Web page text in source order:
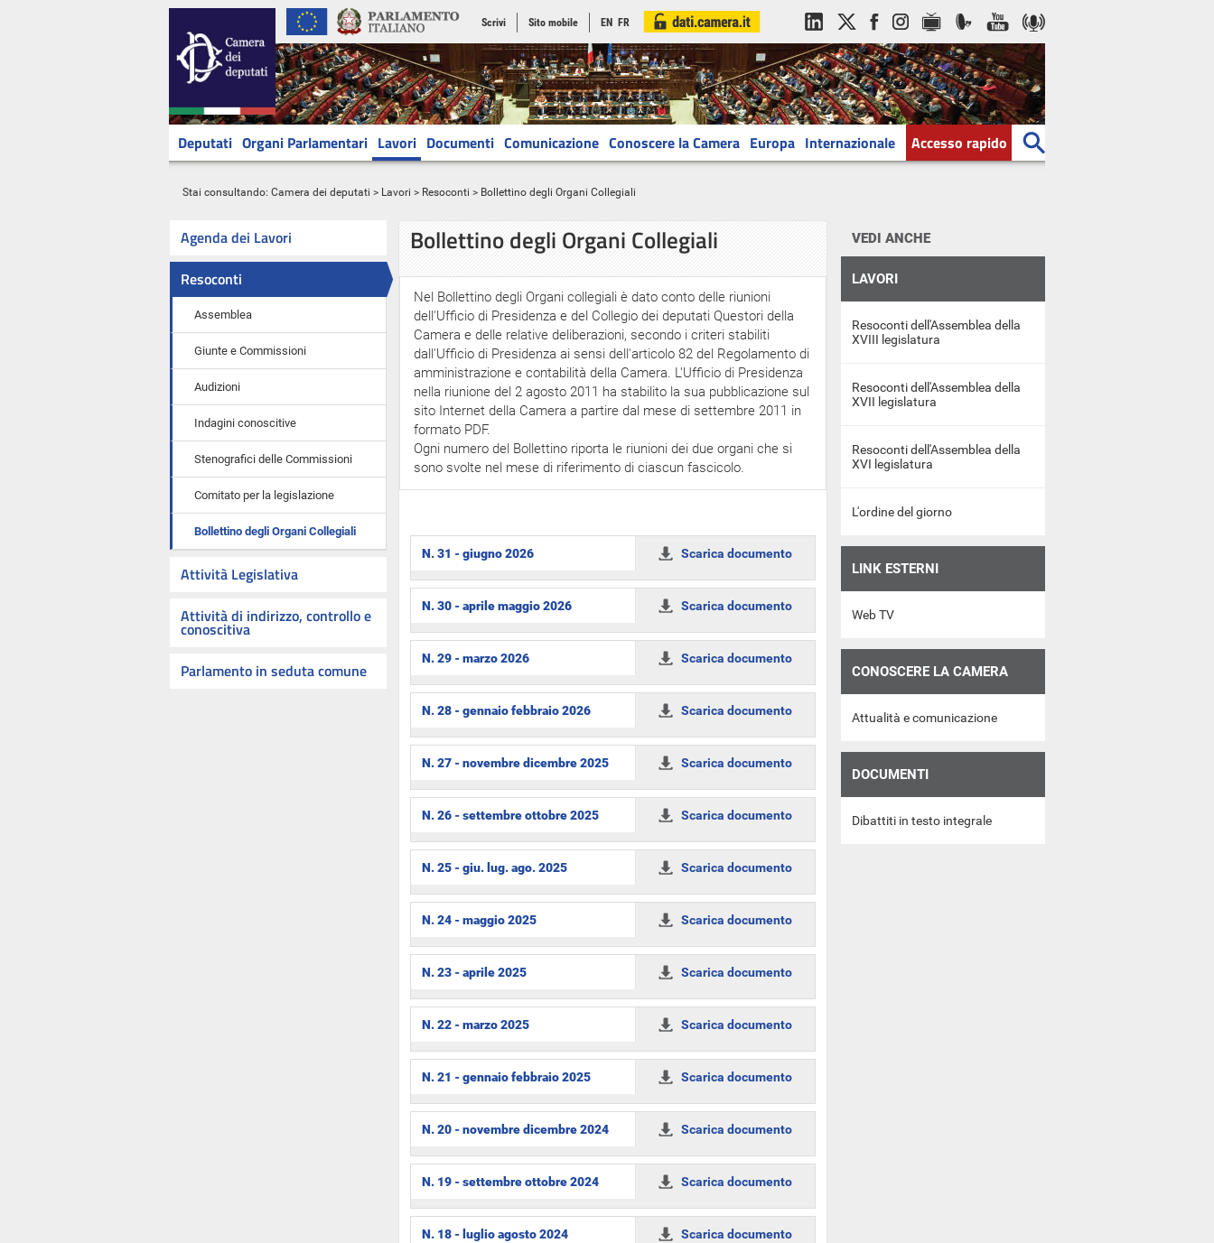
Scrivi Sito mobile EN FR
Deputati Organi Parlamentari Lavori Documenti Comunicazione Conoscere la Camera Europa Internazionale Accesso rapido
Stai consultando: Camera dei deputati > Lavori > Resoconti > Bollettino degli Organi Collegiali
Agenda dei Lavori
Resoconti
Assemblea
Giunte e Commissioni
Audizioni
Indagini conoscitive
Stenografici delle Commissioni
Comitato per la legislazione
Bollettino degli Organi Collegiali
Attività Legislativa
Attività di indirizzo, controllo e
conoscitiva
Parlamento in seduta comune
Bollettino degli Organi Collegiali
Nel Bollettino degli Organi collegiali è dato conto delle riunioni
dell'Ufficio di Presidenza e del Collegio dei deputati Questori della
Camera e delle relative deliberazioni, secondo i criteri stabiliti
dall'Ufficio di Presidenza ai sensi dell'articolo 82 del Regolamento di
amministrazione e contabilità della Camera. L'Ufficio di Presidenza
nella riunione del 2 agosto 2011 ha stabilito la sua pubblicazione sul
sito Internet della Camera a partire dal mese di settembre 2011 in
formato PDF.
Ogni numero del Bollettino riporta le riunioni dei due organi che si
sono svolte nel mese di riferimento di ciascun fascicolo.
N. 31 - giugno 2026 Scarica documento
N. 30 - aprile maggio 2026 Scarica documento
N. 29 - marzo 2026 Scarica documento
N. 28 - gennaio febbraio 2026 Scarica documento
N. 27 - novembre dicembre 2025 Scarica documento
N. 26 - settembre ottobre 2025 Scarica documento
N. 25 - giu. lug. ago. 2025 Scarica documento
N. 24 - maggio 2025 Scarica documento
N. 23 - aprile 2025 Scarica documento
N. 22 - marzo 2025 Scarica documento
N. 21 - gennaio febbraio 2025 Scarica documento
N. 20 - novembre dicembre 2024 Scarica documento
N. 19 - settembre ottobre 2024 Scarica documento
N. 18 - luglio agosto 2024 Scarica documento
VEDI ANCHE
LAVORI
Resoconti dell'Assemblea della
XVIII legislatura
Resoconti dell'Assemblea della
XVII legislatura
Resoconti dell'Assemblea della
XVI legislatura
L'ordine del giorno
LINK ESTERNI
Web TV
CONOSCERE LA CAMERA
Attualità e comunicazione
DOCUMENTI
Dibattiti in testo integrale